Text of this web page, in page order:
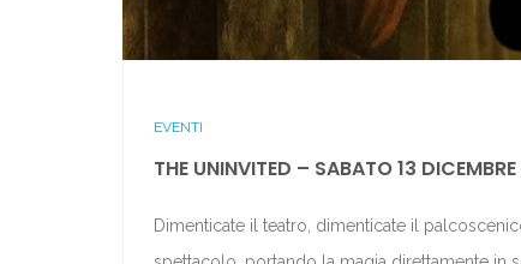
EVENTI
THE UNINVITED – SABATO 13
Dimenticate il teatro, dimenticate il